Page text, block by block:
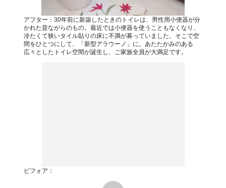
アフター：30年前に新築したときのトイレは、男性用小便器が分
かれた昔ながらのもの。最近では小便器を使うこともなくなり、
冷たくて狭いタイル貼りの床に不満が募っていました。そこで空
間をひとつにして、「新型アラウーノ」に。あたたかみのある
広々としたトイレ空間が誕生し、ご家族全員が大満足です。
ビフォア：